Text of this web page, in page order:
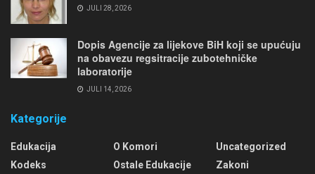
JULI 28, 2026
Dopis Agencije za lijekove BiH koji se upućuju
na obavezu regsitracije zubotehničke
laboratorije
JULI 14, 2026
Kategorije
Edukacija
Kodeks
O Komori
Ostale Edukacije
Uncategorized
Zakoni